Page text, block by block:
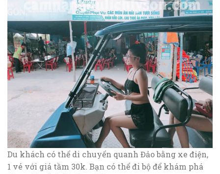
Du khách có thể di chuyển quanh Đảo bằng xe điện,
1 vé với giá tầm 30k. Bạn có thể đi bộ để khám phá